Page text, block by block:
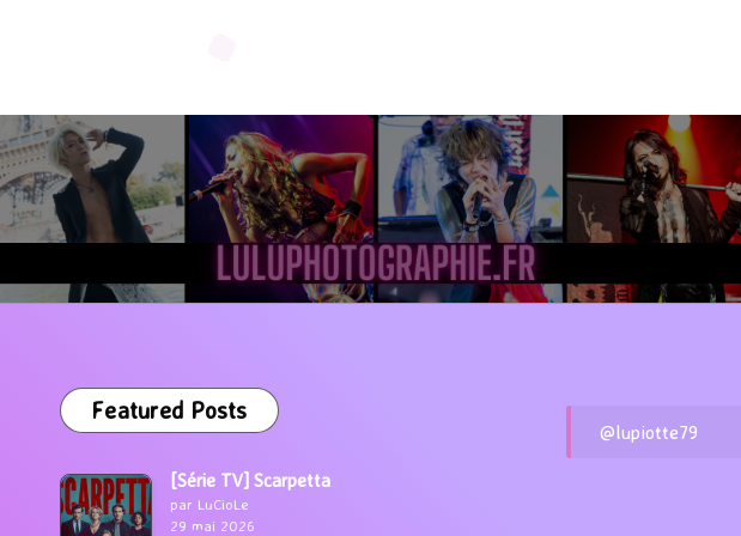
Featured Posts
[Série TV] Scarpetta
par LuCioLe
29 mai 2026
@lupiotte79